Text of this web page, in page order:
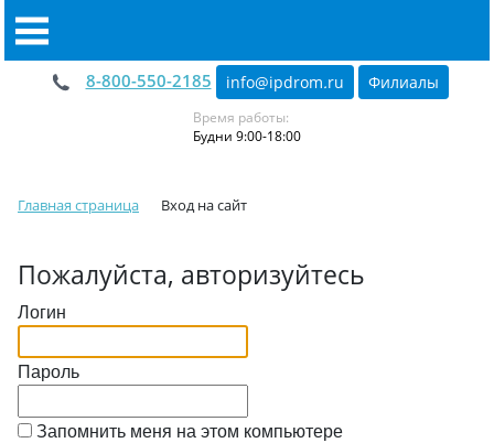
8-800-550-2185 info@ipdrom.ru Филиалы
Время работы:
Будни 9:00-18:00
Главная страница Вход на сайт
Пожалуйста, авторизуйтесь
Логин
Пароль
Запомнить меня на этом компьютере